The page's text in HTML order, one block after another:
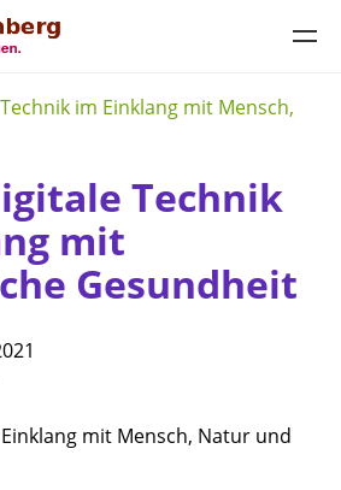
im Einklang mit Mensch,
Technik
mit
Gesundheit
mit Mensch, Natur und